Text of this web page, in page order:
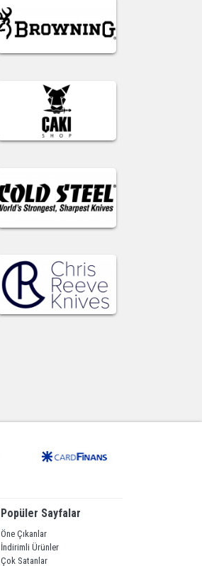
Popüler Sayfalar
Öne Çıkanlar
İndirimli Ürünler
Çok Satanlar